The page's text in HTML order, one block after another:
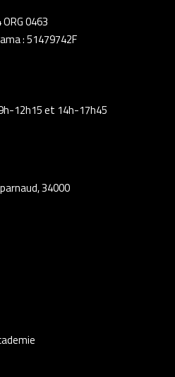
0463
: 51479742F
12h15 et 14h-17h45
34000